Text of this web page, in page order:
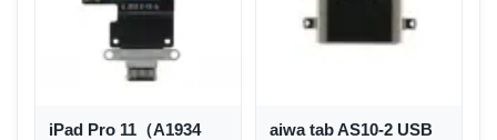
iPad Pro 11（A1934
aiwa tab AS10-2 USB